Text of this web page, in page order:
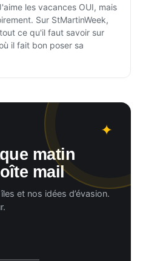
les vacances OUI, mais
Sur StMartinWeek,
ce qu'il faut savoir sur
il fait bon poser sa
matin
mail
et nos idées d’évasion.